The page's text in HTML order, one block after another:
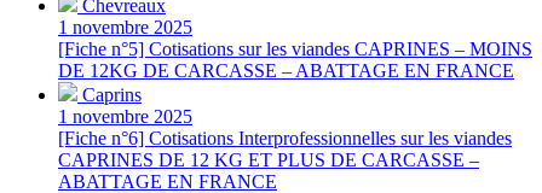
Chevreaux
1 novembre 2025
[Fiche n°5] Cotisations sur les viandes CAPRINES – MOINS
DE 12KG DE CARCASSE – ABATTAGE EN FRANCE
Caprins
1 novembre 2025
[Fiche n°6] Cotisations Interprofessionnelles sur les viandes
CAPRINES DE 12 KG ET PLUS DE CARCASSE –
ABATTAGE EN FRANCE